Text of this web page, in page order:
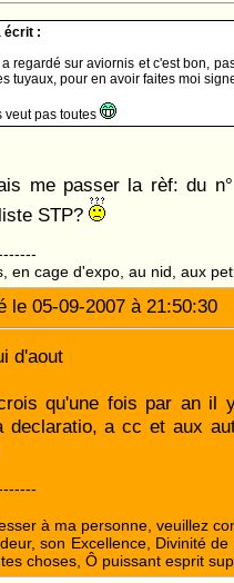
écrit :
regardé sur aviornis et c'est bon,
tuyaux, pour en avoir faites moi
veut pas toutes
me passer la rèf: du
STP?
en cage d'expo, au nid, aux
le 05-09-2007 à 21:50:30
d'aout
qu'une fois par an il
declaratio, a cc et aux
à ma personne, veuillez
son Excellence, Divinité
choses, Ô puissant esprit